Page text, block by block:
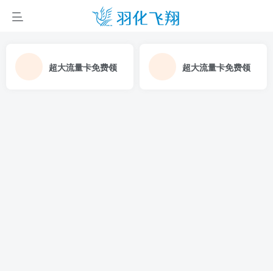
超大流量卡免费领 超大流量卡免费领